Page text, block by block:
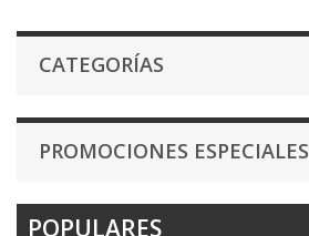
CATEGORÍAS
PROMOCIONES ESPECIALES
POPULARES